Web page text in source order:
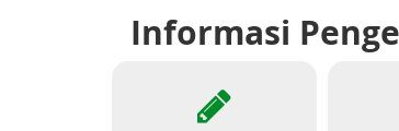
Informasi